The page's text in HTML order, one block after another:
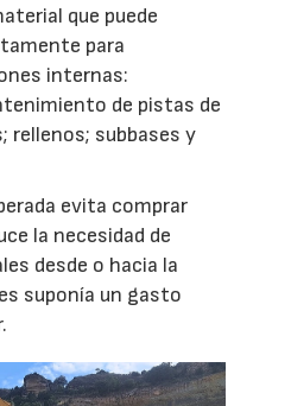
que puede
para
internas:
de pistas de
rellenos; subbases y
evita comprar
la necesidad de
desde o hacia la
suponía un gasto